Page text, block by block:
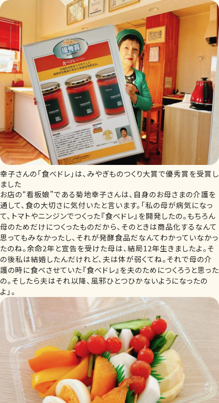
幸子さんの「食べドレ」は、みやぎものつくり大賞で優秀賞を受賞し
ました
お店の“看板娘”である菊地幸子さんは、自身のお母さまの介護を
通して、食の大切さに気付いたと言います。「私の母が病気になっ
て、トマトやニンジンでつくった『食べドレ』を開発したの。もちろん
母のためだけにつくったものだから、そのときは商品化するなんて
思ってもみなかったし、それが発酵食品だなんてわかっていなかっ
たのね。余命2年と宣告を受けた母は、結局12年生きましたよ。そ
の後私は結婚したんだけれど、夫は体が弱くてね。それで母の介
護の時に食べさせていた『食べドレ』を夫のためにつくろうと思った
の。そしたら夫はそれ以降、風邪ひとつひかないようになったの
よ」。